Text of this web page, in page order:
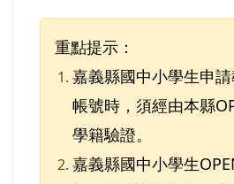
重點提示：
嘉義縣國中小學生申
帳號時，須經由本縣
學籍驗證。
嘉義縣國中小學生